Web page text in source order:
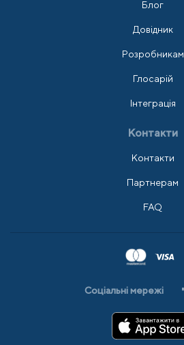
Блог
Довідник
Розробникам
Глосарій
Інтеграція
Контакти
Контакти
Партнерам
FAQ
Соціальні мережі